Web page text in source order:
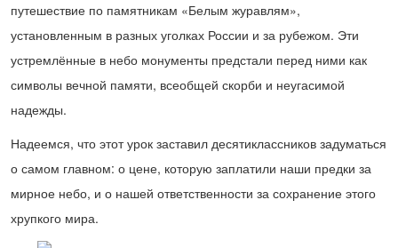
путешествие по памятникам «Белым журавлям»,
установленным в разных уголках России и за рубежом. Эти
устремлённые в небо монументы предстали перед ними как
символы вечной памяти, всеобщей скорби и неугасимой
надежды.
Надеемся, что этот урок заставил десятиклассников задуматься
о самом главном: о цене, которую заплатили наши предки за
мирное небо, и о нашей ответственности за сохранение этого
хрупкого мира.